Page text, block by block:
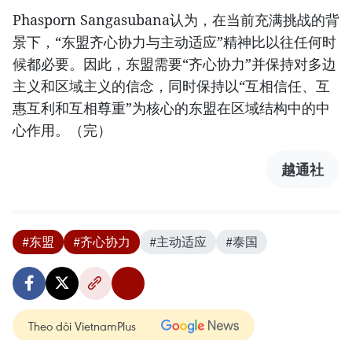
Phasporn Sangasubana认为，在当前充满挑战的背
景下，“东盟齐心协力与主动适应”精神比以往任何时
候都必要。因此，东盟需要“齐心协力”并保持对多边
主义和区域主义的信念，同时保持以“互相信任、互
惠互利和互相尊重”为核心的东盟在区域结构中的中
心作用。（完）
越通社
#东盟 #齐心协力 #主动适应 #泰国
Theo dõi VietnamPlus